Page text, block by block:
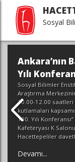
Sosyal
Ankara’nın
Yılı
Sosyal Bilimler
Araştırma
10.00-12.00 saatleri
kutlamaları
100. Yılı
Kafeteryası K
Hacettepeliler
Devamı...